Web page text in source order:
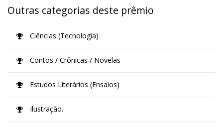
Outras categorias deste prêmio
Ciências (Tecnologia)
Contos / Crônicas / Novelas
Estudos Literários (Ensaios)
Ilustração.